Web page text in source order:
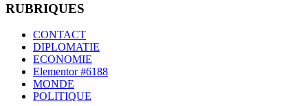
RUBRIQUES
CONTACT
DIPLOMATIE
ECONOMIE
Elementor #6188
MONDE
POLITIQUE